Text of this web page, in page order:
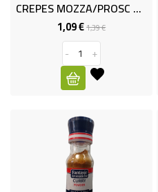
CREPES MOZZA/PROSC COTT GR.250
1,09 €Prezzo
base
1,39 €Prezzo
-
+